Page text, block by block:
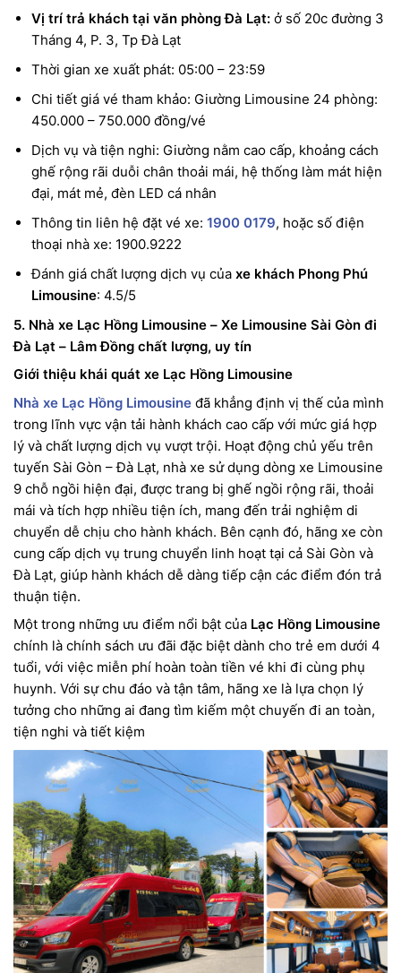
Vị trí trả khách tại văn phòng Đà Lạt:ở số 20c đường 3
Tháng 4, P. 3, Tp Đà Lạt
Thời gian xe xuất phát: 05:00 – 23:59
Chi tiết giá vé tham khảo: Giường Limousine 24 phòng:
450.000 – 750.000 đồng/vé
Dịch vụ và tiện nghi: Giường nằm cao cấp, khoảng cách
ghế rộng rãi duỗi chân thoải mái, hệ thống làm mát hiện
đại, mát mẻ, đèn LED cá nhân
Thông tin liên hệ đặt vé xe: 1900 0179, hoặc số điện
thoại nhà xe: 1900.9222
Đánh giá chất lượng dịch vụ của xe khách Phong Phú
Limousine: 4.5/5
5. Nhà xe Lạc Hồng Limousine – Xe Limousine Sài Gòn đi
Đà Lạt – Lâm Đồng chất lượng, uy tín
Giới thiệu khái quát xe Lạc Hồng Limousine
Nhà xe Lạc Hồng Limousine đã khẳng định vị thế của mình
trong lĩnh vực vận tải hành khách cao cấp với mức giá hợp
lý và chất lượng dịch vụ vượt trội. Hoạt động chủ yếu trên
tuyến Sài Gòn – Đà Lạt, nhà xe sử dụng dòng xe Limousine
9 chỗ ngồi hiện đại, được trang bị ghế ngồi rộng rãi, thoải
mái và tích hợp nhiều tiện ích, mang đến trải nghiệm di
chuyển dễ chịu cho hành khách. Bên cạnh đó, hãng xe còn
cung cấp dịch vụ trung chuyển linh hoạt tại cả Sài Gòn và
Đà Lạt, giúp hành khách dễ dàng tiếp cận các điểm đón trả
thuận tiện.
Một trong những ưu điểm nổi bật của Lạc Hồng Limousine
chính là chính sách ưu đãi đặc biệt dành cho trẻ em dưới 4
tuổi, với việc miễn phí hoàn toàn tiền vé khi đi cùng phụ
huynh. Với sự chu đáo và tận tâm, hãng xe là lựa chọn lý
tưởng cho những ai đang tìm kiếm một chuyến đi an toàn,
tiện nghi và tiết kiệm